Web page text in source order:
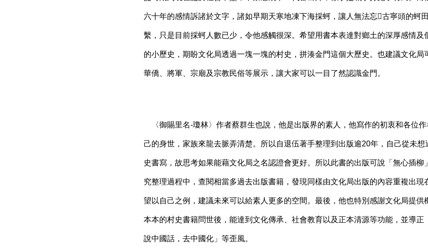
六十年的感情訴諸於文字，諸如早期天寒地凍下海採蚵，讓人無法忘古寧頭的蚵
繫，只是目前採蚵人數已少，令他感觸很深。希望用書本表達對鄉土的深厚感情及
的小歷史，期盼文化局透過一塊一塊的村史，拼湊金門這個大歷史。也建議文化局
華僑、將軍、宗廟及宗教民俗等展示，讓大家可以一目了然認識金門。
〈御賜里名-瓊林〉作者蔡群生也說，他是出版界的素人，他寫作的初衷和各位
己的身世，家族來龍去脈弄清楚。所以自退伍著手整理到出版逾20年，自己從未
史書寫，故思考如果能藉文化局之名認證會更好。所以此書的出版可說「無心插柳
究整理過程中，查閱相當多過去出版書籍，發現同樣由文化局出版的內容重複出現
望以自己之例，建議未來可以給素人更多的空間。最後，他也特別感謝文化局提供
本本的村史書籍問世後，能達到文化傳承、社會教育以及正本清源等功能，並導正
說中國話，去中國化」等歪風。